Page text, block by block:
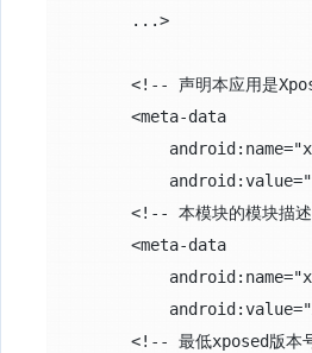
        ...>
<!-- 声明本应用是
        <meta-data
<!-- 本模块的模块描
        <meta-data
<!-- 最低xposed版本